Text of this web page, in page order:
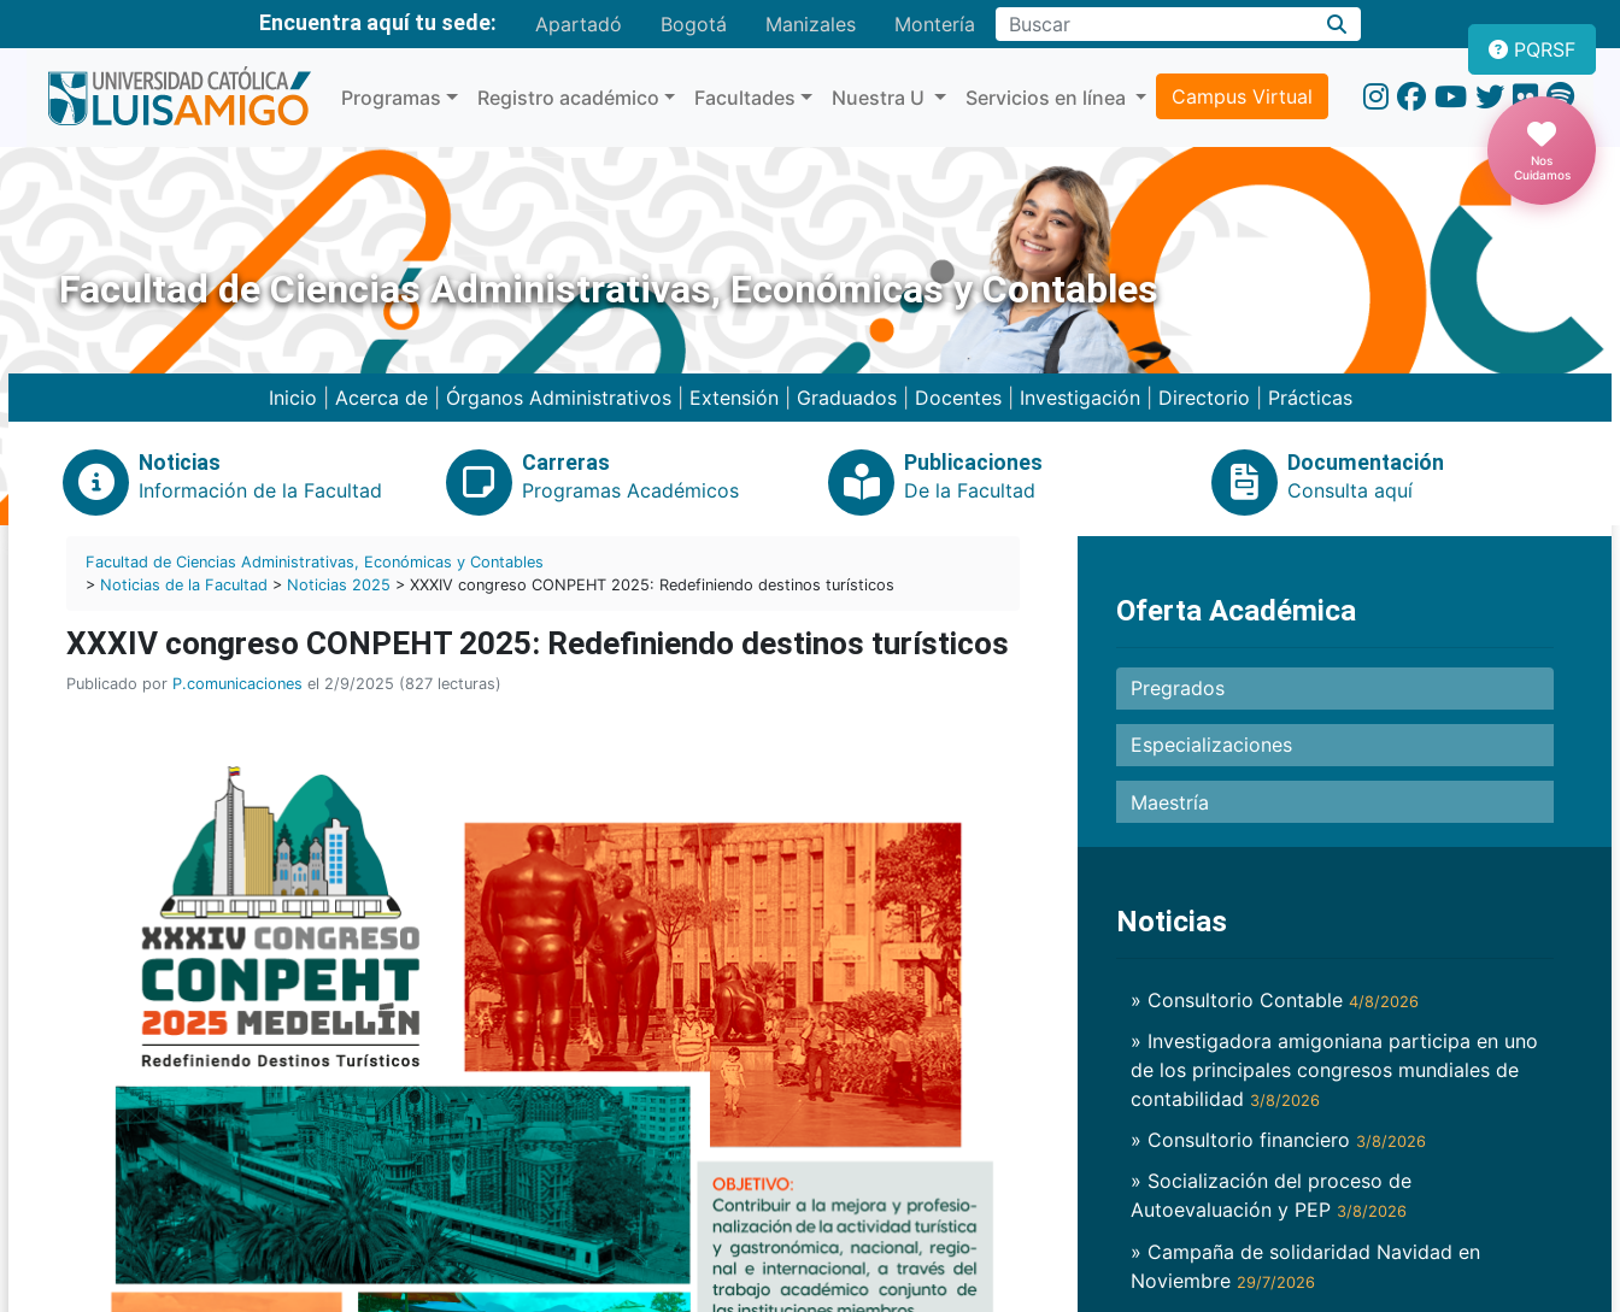
Encuentra aquí tu sede: Apartadó Bogotá Manizales MonteríaBuscar
Programas Registro académico Facultades Nuestra U Servicios en línea Campus Virtual
PQRSF
Nos
Cuidamos
Facultad de Ciencias Administrativas, Económicas y Contables
Inicio Acerca de| Órganos Administrativos| Extensión| Graduados| Docentes| Investigación| Directorio Prácticas
Noticias
Información de la Facultad
Carreras
Programas Académicos
Publicaciones
De la Facultad
Documentación
Consulta aquí
Facultad de Ciencias Administrativas, Económicas y Contables
> Noticias de la Facultad > Noticias 2025 > XXXIV congreso CONPEHT 2025: Redefiniendo destinos turísticos
XXXIV congreso CONPEHT 2025: Redefiniendo destinos turísticos
Publicado por P.comunicaciones el 2/9/2025 (827 lecturas)
Oferta Académica
Pregrados
Especializaciones
Maestría
Noticias
» Consultorio Contable 4/8/2026
» Investigadora amigoniana participa en uno
de los principales congresos mundiales de
contabilidad 3/8/2026
» Consultorio financiero 3/8/2026
» Socialización del proceso de
Autoevaluación y PEP 3/8/2026
» Campaña de solidaridad Navidad en
Noviembre 29/7/2026